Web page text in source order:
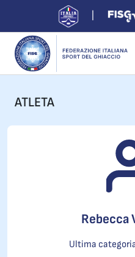
ATLETA
Rebecca
Ultima